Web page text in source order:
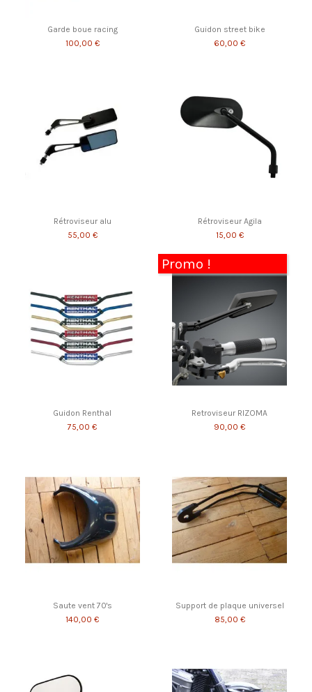
Garde boue racing
100,00 €
Guidon street bike
60,00 €
Rétroviseur alu
55,00 €
Rétroviseur Agila
15,00 €
Guidon Renthal
75,00 €
Promo !
Retroviseur RIZOMA
90,00 €
Saute vent 70's
140,00 €
Support de plaque universel
85,00 €